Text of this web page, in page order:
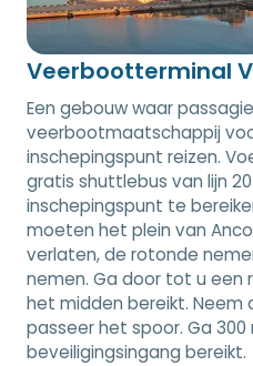
Veerbootterminal
Een gebouw waar
veerbootmaatschappij
inschepingspunt reizen.
gratis shuttlebus van lijn
inschepingspunt te
moeten het plein van
verlaten, de rotonde
nemen. Ga door tot u een
het midden bereikt. Neem
passeer het spoor. Ga
beveiligingsingang bereikt.